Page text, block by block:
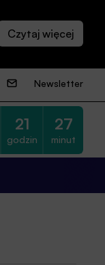
Newsletter
21
godzin
27
minut